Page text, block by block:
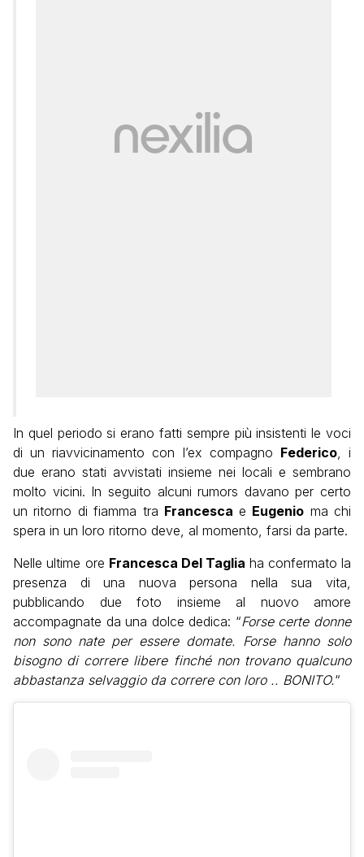
In quel periodo si erano fatti sempre più insistenti le voci
di un riavvicinamento con l’ex compagno Federico, i
due erano stati avvistati insieme nei locali e sembrano
molto vicini. In seguito alcuni rumors davano per certo
un ritorno di fiamma tra Francesca e Eugenio ma chi
spera in un loro ritorno deve, al momento, farsi da parte.
Nelle ultime ore Francesca Del Taglia ha confermato la
presenza di una nuova persona nella sua vita,
pubblicando due foto insieme al nuovo amore
accompagnate da una dolce dedica: “Forse certe donne
non sono nate per essere domate. Forse hanno solo
bisogno di correre libere finché non trovano qualcuno
abbastanza selvaggio da correre con loro .. BONITO.“